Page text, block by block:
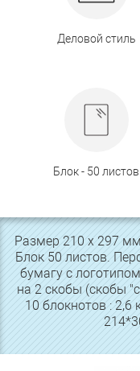
Деловой стиль
Блок - 50 листов
Размер 210 х 297
Блок 50 листов.
бумагу с
на 2 скобы (скобы
10 блокнотов : 2,6